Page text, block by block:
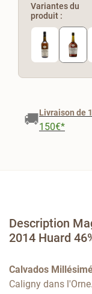
Variantes du
produit :
🚚Livraison de
150€*
Description
2014 Huard
Calvados
Caligny dans l'Orne.